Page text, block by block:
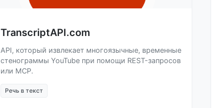
TranscriptAPI.com
API, который извлекает многоязычные, временные
стенограммы YouTube при помощи REST-запросов
или MCP.
Речь в текст